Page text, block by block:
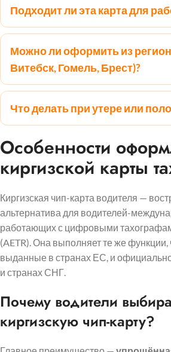
Подходит ли эта карта для
Можно ли оформить из
Витебск, Гомель, Брест)?
Что делать при утере или
Особенности
киргизской карты
Киргизская чип-карта водителя —
альтернатива для водителей-
работающих с цифровыми
(AETR). Она выполняет те же функции,
выданные в странах ЕС, и
и странах СНГ.
Почему водители
киргизскую чип-карту?